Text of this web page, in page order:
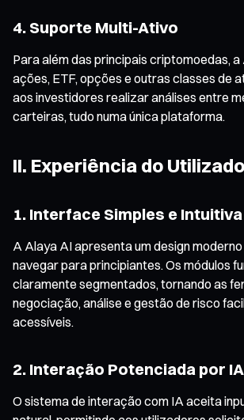
4. Suporte Multi-Ativo
Para além das principais criptomoedas,
ações, ETF, opções e outras classes de
aos investidores realizar análises entre
carteiras, tudo numa única plataforma.
II. Experiência do
1. Interface Simples e Intuitiva
A Alaya AI apresenta um design
navegar para principiantes. Os módulos
claramente segmentados, tornando as
negociação, análise e gestão de risco
acessíveis.
2. Interação Potenciada por IA
O sistema de interação com IA aceita